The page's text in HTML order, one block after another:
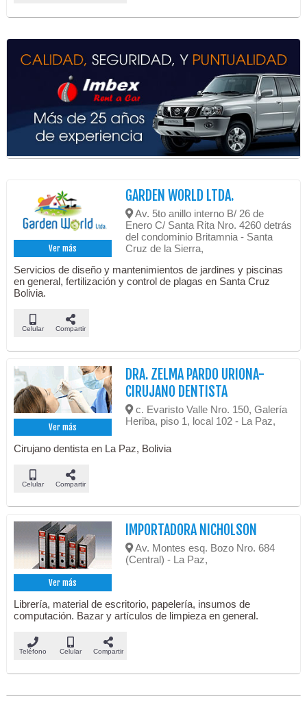
Ver más
GARDEN WORLD LTDA.
Av. 5to anillo interno B/ 26 de
Enero C/ Santa Rita Nro. 4260 detrás
del condominio Britamnia - Santa
Cruz de la Sierra,
Servicios de diseño y mantenimientos de jardines y piscinas
en general, fertilización y control de plagas en Santa Cruz
Bolivia.
Celular Compartir
Ver más
DRA. ZELMA PARDO URIONA-
CIRUJANO DENTISTA
c. Evaristo Valle Nro. 150, Galería
Heriba, piso 1, local 102 - La Paz,
Cirujano dentista en La Paz, Bolivia
Celular Compartir
Ver más
IMPORTADORA NICHOLSON
Av. Montes esq. Bozo Nro. 684
(Central) - La Paz,
Librería, material de escritorio, papelería, insumos de
computación. Bazar y artículos de limpieza en general.
Teléfono Celular Compartir